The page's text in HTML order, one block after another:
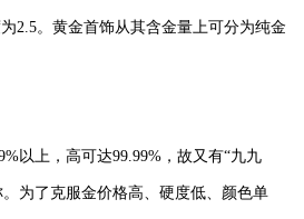
2.5。黄金首饰从其含金量上可分为纯金
以上，高可达99.99%，故又有“九九
。为了克服金价格高、硬度低、颜色单